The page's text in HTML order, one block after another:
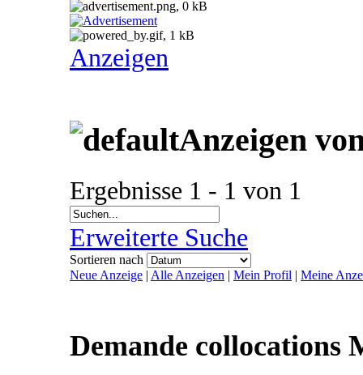
Anzeigen
Anzeigen
Ergebnisse 1 - 1 von 1
Erweiterte Suche
Sortieren nach
Neue Anzeige | Alle Anzeigen | Mein Profil | Meine
Demande collocations